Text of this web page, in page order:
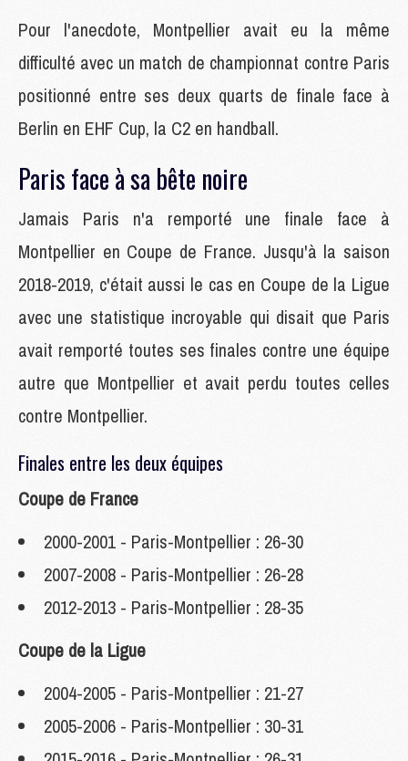
Pour l'anecdote, Montpellier avait eu la même
difficulté avec un match de championnat contre Paris
positionné entre ses deux quarts de finale face à
Berlin en EHF Cup, la C2 en handball.
Paris face à sa bête noire
Jamais Paris n'a remporté une finale face à
Montpellier en Coupe de France. Jusqu'à la saison
2018-2019, c'était aussi le cas en Coupe de la Ligue
avec une statistique incroyable qui disait que Paris
avait remporté toutes ses finales contre une équipe
autre que Montpellier et avait perdu toutes celles
contre Montpellier.
Finales entre les deux équipes
Coupe de France
2000-2001 - Paris-Montpellier : 26-30
2007-2008 - Paris-Montpellier : 26-28
2012-2013 - Paris-Montpellier : 28-35
Coupe de la Ligue
2004-2005 - Paris-Montpellier : 21-27
2005-2006 - Paris-Montpellier : 30-31